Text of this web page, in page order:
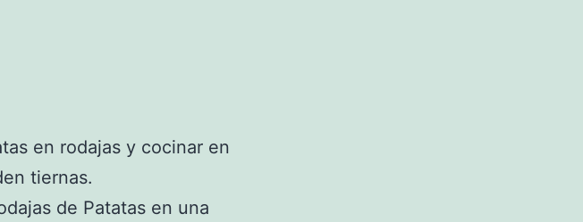
en rodajas y cocinar en
tiernas.
de Patatas en una